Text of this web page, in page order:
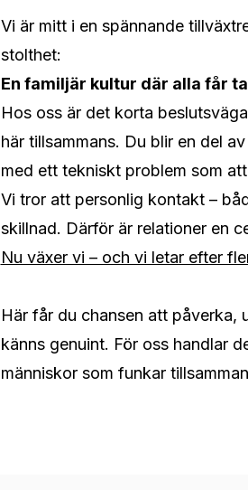
Vi är mitt i en spännande
stolthet:
En familjär kultur där alla får
Hos oss är det korta
här tillsammans. Du blir en del
med ett tekniskt problem som
Vi tror att personlig kontakt –
skillnad. Därför är relationer en
Nu växer vi – och vi letar efter
Här får du chansen att påverka,
känns genuint. För oss handlar
människor som funkar